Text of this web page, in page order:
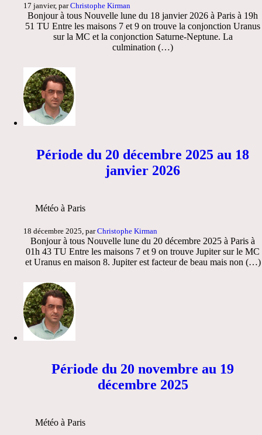
17 janvier, parChristophe Kirman
Bonjour à tous Nouvelle lune du 18 janvier 2026 à Paris à 19h
51 TU Entre les maisons 7 et 9 on trouve la conjonction Uranus
sur la MC et la conjonction Saturne-Neptune. La
culmination (…)
Période du 20 décembre 2025 au 18
janvier 2026
Météo à Paris
18 décembre 2025, parChristophe Kirman
Bonjour à tous Nouvelle lune du 20 décembre 2025 à Paris à
01h 43 TU Entre les maisons 7 et 9 on trouve Jupiter sur le MC
et Uranus en maison 8. Jupiter est facteur de beau mais non (…)
Période du 20 novembre au 19
décembre 2025
Météo à Paris